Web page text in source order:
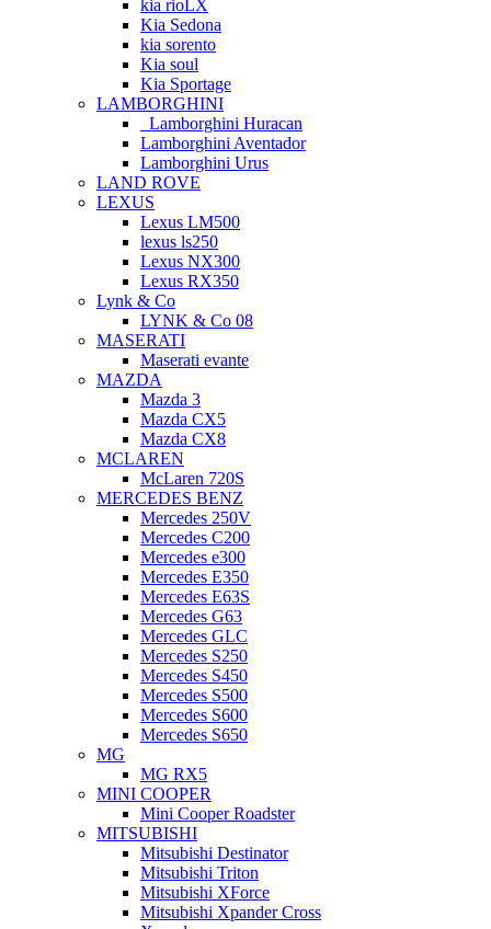
kia rioLX
Kia Sedona
kia sorento
Kia soul
Kia Sportage
LAMBORGHINI
Lamborghini Huracan
Lamborghini Aventador
Lamborghini Urus
LAND ROVE
LEXUS
Lexus LM500
lexus ls250
Lexus NX300
Lexus RX350
Lynk & Co
LYNK & Co 08
MASERATI
Maserati evante
MAZDA
Mazda 3
Mazda CX5
Mazda CX8
MCLAREN
McLaren 720S
MERCEDES BENZ
Mercedes 250V
Mercedes C200
Mercedes e300
Mercedes E350
Mercedes E63S
Mercedes G63
Mercedes GLC
Mercedes S250
Mercedes S450
Mercedes S500
Mercedes S600
Mercedes S650
MG
MG RX5
MINI COOPER
Mini Cooper Roadster
MITSUBISHI
Mitsubishi Destinator
Mitsubishi Triton
Mitsubishi XForce
Mitsubishi Xpander Cross